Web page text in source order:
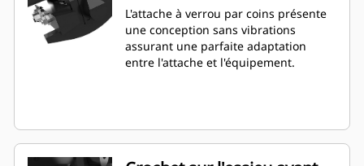
L'attache à verrou par coins présente
une conception sans vibrations
assurant une parfaite adaptation
entre l'attache et l'équipement.